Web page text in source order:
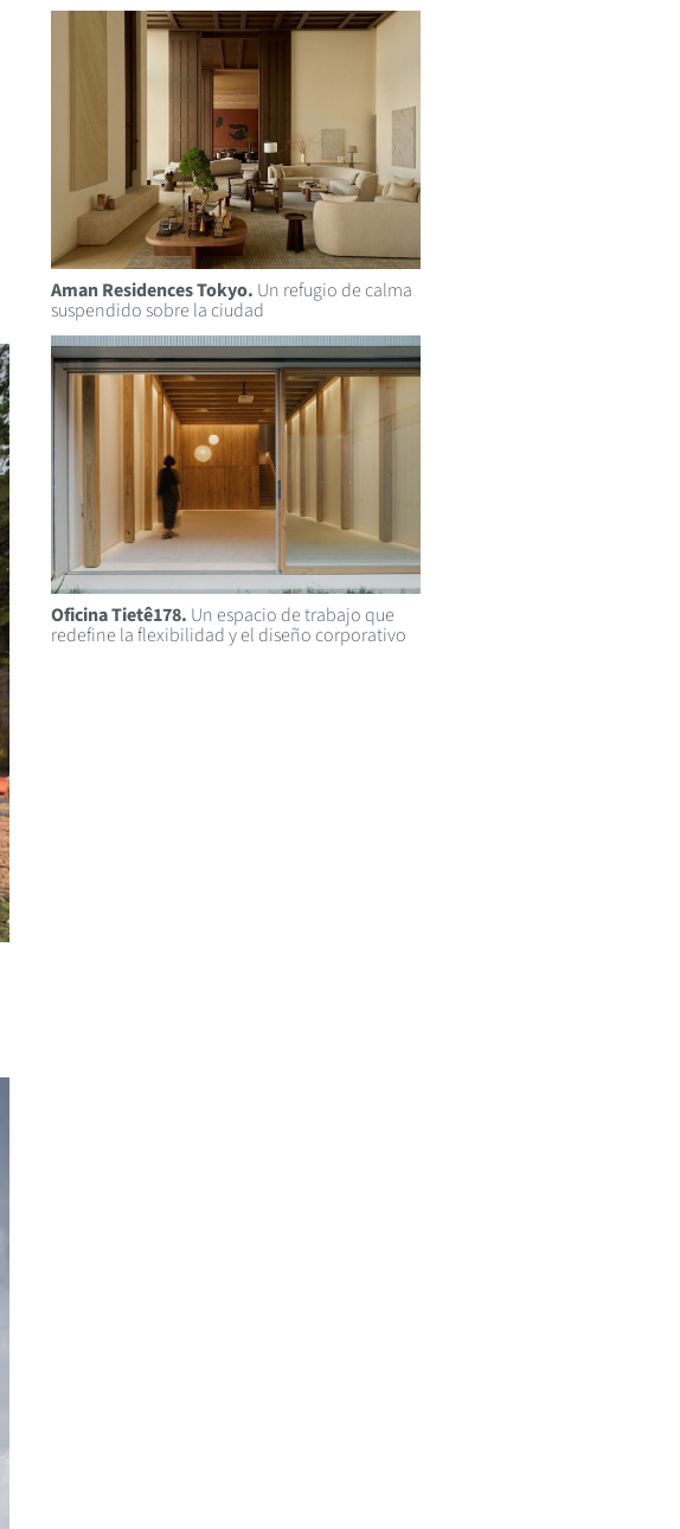
Aman Residences Tokyo. Un refugio de calma
suspendido sobre la ciudad
Oficina Tietê178. Un espacio de trabajo que
redefine la flexibilidad y el diseño corporativo